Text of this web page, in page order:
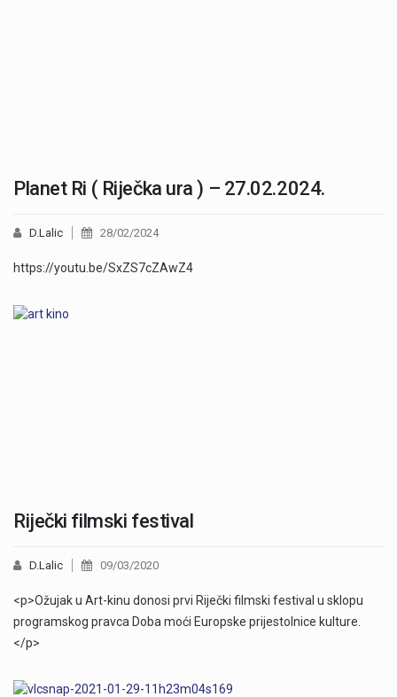
Planet Ri ( Riječka ura ) – 27.02.2024.
D.Lalic 28/02/2024
https://youtu.be/SxZS7cZAwZ4
Riječki filmski festival
D.Lalic 09/03/2020
<p>Ožujak u Art-kinu donosi prvi Riječki filmski festival u sklopu
programskog pravca Doba moći Europske prijestolnice kulture.